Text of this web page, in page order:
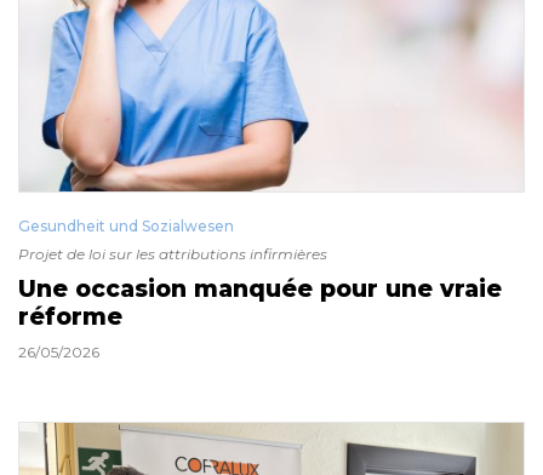
Gesundheit und Sozialwesen
Projet de loi sur les attributions infirmières
Une occasion manquée pour une vraie
réforme
26/05/2026